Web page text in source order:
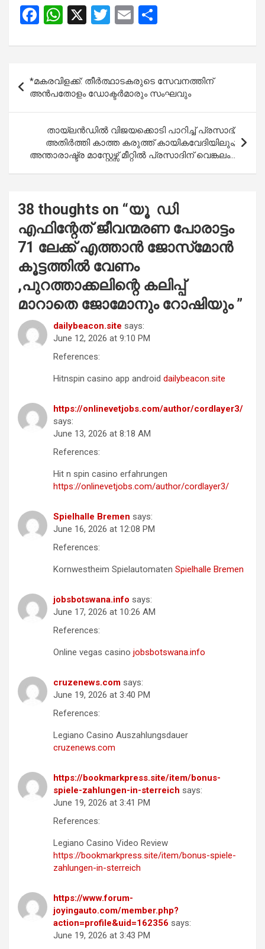
F
ce
o
o
k
W
at
s
A
p
p
X
T
tt
E
ail ar
navigation
*മകരവിളക്ക്: തീര്‍ത്ഥാടകരുടെ സേവനത്തിന്
അന്‍പതോളം ഡോക്ടര്‍മാരും സംഘവും
തായ്‌ലൻഡിൽ വിജയക്കൊടി പാറിച്ച് പ്രസാദ്;
അതിർത്തി കാത്ത കരുത്ത് കായികവേദിയിലും;
അന്താരാഷ്ട്ര മാസ്റ്റേഴ്സ് മീറ്റിൽ പ്രസാദിന് വെങ്കലം…
38 thoughts on “യൂ ഡി
എഫിന്റേത് ജീവന്മരണ പോരാട്ടം
71 ലേക്ക് എത്താൻ ജോസ്‌മോൻ
കൂട്ടത്തിൽ വേണം
,പുറത്താക്കലിന്റെ കലിപ്പ്
മാറാതെ ജോമോനും റോഷിയും”
dailybeacon.site says:
June 12, 2026 at 9:10 PM
References:
Hitnspin casino app android dailybeacon.site
https://onlinevetjobs.com/author/cordlayer3/
says:
June 13, 2026 at 8:18 AM
References:
Hit n spin casino erfahrungen
https://onlinevetjobs.com/author/cordlayer3/
Spielhalle Bremen says:
June 16, 2026 at 12:08 PM
References:
Kornwestheim Spielautomaten Spielhalle Bremen
jobsbotswana.info says:
June 17, 2026 at 10:26 AM
References:
Online vegas casino jobsbotswana.info
cruzenews.com says:
June 19, 2026 at 3:40 PM
References:
Legiano Casino Auszahlungsdauer
cruzenews.com
https://bookmarkpress.site/item/bonus-
spiele-zahlungen-in-sterreich says:
June 19, 2026 at 3:41 PM
References:
Legiano Casino Video Review
https://bookmarkpress.site/item/bonus-spiele-
zahlungen-in-sterreich
https://www.forum-
joyingauto.com/member.php?
action=profile&uid=162356 says:
June 19, 2026 at 3:43 PM